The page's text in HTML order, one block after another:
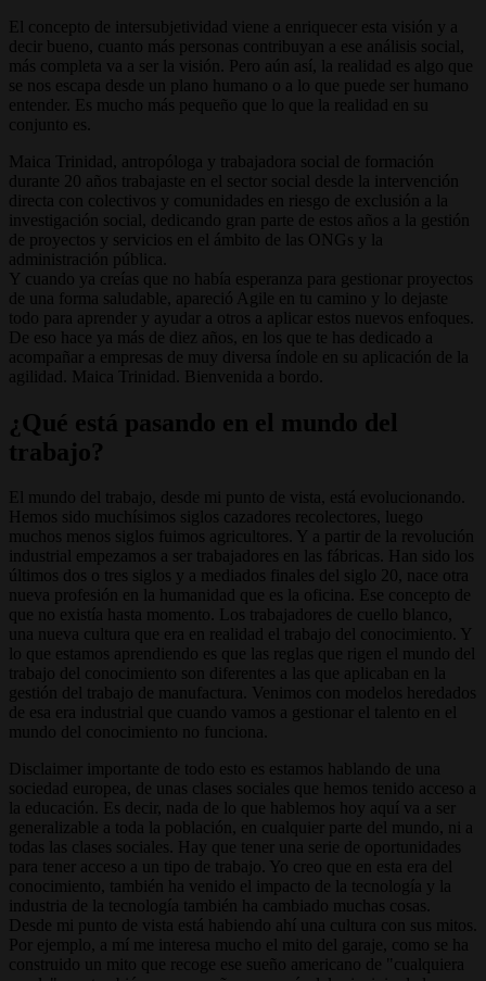
El concepto de intersubjetividad viene a enriquecer esta visión y a
decir bueno, cuanto más personas contribuyan a ese análisis social,
más completa va a ser la visión. Pero aún así, la realidad es algo que
se nos escapa desde un plano humano o a lo que puede ser humano
entender. Es mucho más pequeño que lo que la realidad en su
conjunto es.
Maica Trinidad, antropóloga y trabajadora social de formación
durante 20 años trabajaste en el sector social desde la intervención
directa con colectivos y comunidades en riesgo de exclusión a la
investigación social, dedicando gran parte de estos años a la gestión
de proyectos y servicios en el ámbito de las ONGs y la
administración pública.
Y cuando ya creías que no había esperanza para gestionar proyectos
de una forma saludable, apareció Agile en tu camino y lo dejaste
todo para aprender y ayudar a otros a aplicar estos nuevos enfoques.
De eso hace ya más de diez años, en los que te has dedicado a
acompañar a empresas de muy diversa índole en su aplicación de la
agilidad. Maica Trinidad. Bienvenida a bordo.
¿Qué está pasando en el mundo del
trabajo?
El mundo del trabajo, desde mi punto de vista, está evolucionando.
Hemos sido muchísimos siglos cazadores recolectores, luego
muchos menos siglos fuimos agricultores. Y a partir de la revolución
industrial empezamos a ser trabajadores en las fábricas. Han sido los
últimos dos o tres siglos y a mediados finales del siglo 20, nace otra
nueva profesión en la humanidad que es la oficina. Ese concepto de
que no existía hasta momento. Los trabajadores de cuello blanco,
una nueva cultura que era en realidad el trabajo del conocimiento. Y
lo que estamos aprendiendo es que las reglas que rigen el mundo del
trabajo del conocimiento son diferentes a las que aplicaban en la
gestión del trabajo de manufactura. Venimos con modelos heredados
de esa era industrial que cuando vamos a gestionar el talento en el
mundo del conocimiento no funciona.
Disclaimer importante de todo esto es estamos hablando de una
sociedad europea, de unas clases sociales que hemos tenido acceso a
la educación. Es decir, nada de lo que hablemos hoy aquí va a ser
generalizable a toda la población, en cualquier parte del mundo, ni a
todas las clases sociales. Hay que tener una serie de oportunidades
para tener acceso a un tipo de trabajo. Yo creo que en esta era del
conocimiento, también ha venido el impacto de la tecnología y la
industria de la tecnología también ha cambiado muchas cosas.
Desde mi punto de vista está habiendo ahí una cultura con sus mitos.
Por ejemplo, a mí me interesa mucho el mito del garaje, como se ha
construido un mito que recoge ese sueño americano de "cualquiera